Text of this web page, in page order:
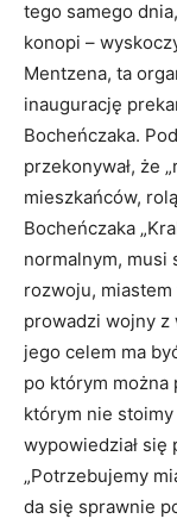
tego samego
konopi –
Mentzena, ta
inaugurację
Bocheńczaka.
przekonywał, że
mieszkańców,
Bocheńczaka
normalnym, musi
rozwoju,
prowadzi wojny z
jego celem ma
po którym można
którym nie stoimy
wypowiedział
„Potrzebujemy
da się sprawnie